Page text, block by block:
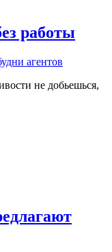
работы
агентов
не добьешься,